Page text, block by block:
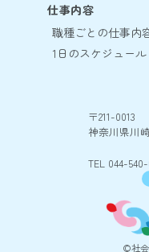
〒211-0013
神奈川県川
TEL 044-
仕事内容
職種ごとの仕事内
1日のスケジュール
©社会